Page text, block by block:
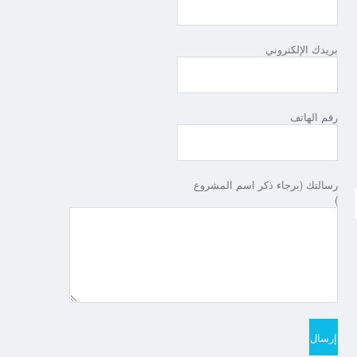
بريدك الإلكتروني
رقم الهاتف
رسالتك (برجاء ذكر اسم المشروع
)